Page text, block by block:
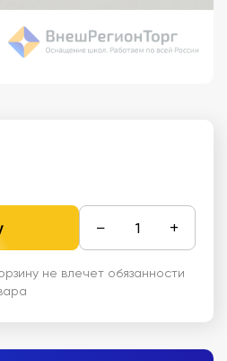
− +
не влечет обязанности